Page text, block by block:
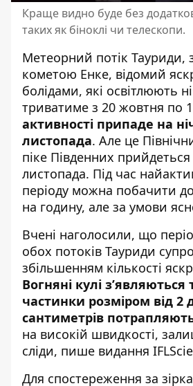
Краще видно буде без
таких як біноклі чи телескопи.
Метеорний потік Тауриди,
кометою Енке, відомий
болідами, які освітлюють
триватиме з 20 жовтня по
активності припаде на
листопада. Але це
піке Південних
листопада. Під час
періоду можна побачити
на годину, але за умови
Вчені наголосили, що
обох потоків Тауриди
збільшенням кількості
Вогняні кулі з’являються
частинки розміром від 2
сантиметрів
на високій швидкості,
сліди, пише видання
Для спостереження за